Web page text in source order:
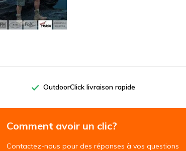
OutdoorClick livraison rapide
Comment avoir un clic?
Contactez-nous pour des réponses à vos questions